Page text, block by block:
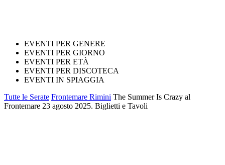
EVENTI PER GENERE
EVENTI PER GIORNO
EVENTI PER ETÀ
EVENTI PER DISCOTECA
EVENTI IN SPIAGGIA
Tutte le Serate Frontemare Rimini The Summer Is Crazy al
Frontemare 23 agosto 2025. Biglietti e Tavoli